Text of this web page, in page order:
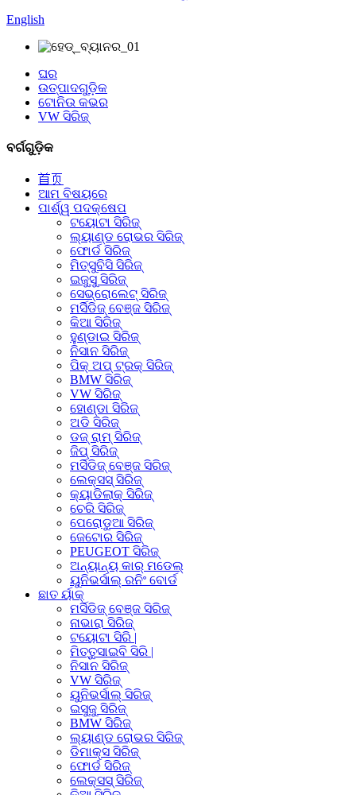
English
ଘର
ଉତ୍ପାଦଗୁଡ଼ିକ
ଟୋନିଉ କଭର
VW ସିରିଜ୍
ବର୍ଗଗୁଡ଼ିକ
首页
ଆମ ବିଷୟରେ
ପାର୍ଶ୍ୱ ପଦକ୍ଷେପ
ଟୟୋଟା ସିରିଜ୍
ଲ୍ୟାଣ୍ଡ ରୋଭର ସିରିଜ୍
ଫୋର୍ଡ ସିରିଜ୍
ମିତ୍ସୁବିସି ସିରିଜ୍
ଇଜୁସୁ ସିରିଜ୍
ସେଭ୍ରୋଲେଟ୍ ସିରିଜ୍
ମର୍ସିଡିଜ୍ ବେଞ୍ଜ ସିରିଜ୍
କିଆ ସିରିଜ୍
ହୁଣ୍ଡାଇ ସିରିଜ୍
ନିସାନ ସିରିଜ୍
ପିକ୍ ଅପ୍ ଟ୍ରକ୍ ସିରିଜ୍
BMW ସିରିଜ୍
VW ସିରିଜ୍
ହୋଣ୍ଡା ସିରିଜ୍
ଅଡି ସିରିଜ୍
ଡଜ୍ ରାମ୍ ସିରିଜ୍
ଜିପ୍ ସିରିଜ୍
ମର୍ସିଡିଜ୍ ବେଞ୍ଜ ସିରିଜ୍
ଲେକ୍ସସ୍ ସିରିଜ୍
କ୍ୟାଡିଲାକ୍ ସିରିଜ୍
ଚେରି ସିରିଜ୍
ପେରୋଡୁଆ ସିରିଜ୍
ଜେଟୋର ସିରିଜ୍
PEUGEOT ସିରିଜ୍
ଅନ୍ୟାନ୍ୟ କାର୍ ମଡେଲ୍
ୟୁନିଭର୍ସାଲ୍ ରନିଂ ବୋର୍ଡ
ଛାତ ର୍ୟାକ୍
ମର୍ସିଡିଜ୍ ବେଞ୍ଜ ସିରିଜ୍
ନାଭାରା ସିରିଜ୍
ଟୟୋଟା ସିରି |
ମିତ୍ତୁସାଇବି ସିରି |
ନିସାନ ସିରିଜ୍
VW ସିରିଜ୍
ୟୁନିଭର୍ସାଲ୍ ସିରିଜ୍
ଇସୁଜୁ ସିରିଜ୍
BMW ସିରିଜ୍
ଲ୍ୟାଣ୍ଡ ରୋଭର ସିରିଜ୍
ଡିମାକ୍ସ ସିରିଜ୍
ଫୋର୍ଡ ସିରିଜ୍
ଲେକ୍ସସ୍ ସିରିଜ୍